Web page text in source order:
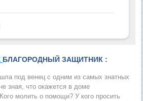
БЛАГОРОДНЫЙ ЗАЩИТНИК :
под венец с одним из самых знатных
зная, что окажется в доме
молить о помощи? У кого просить